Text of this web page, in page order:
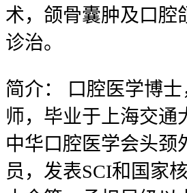
术，颌骨囊肿及口腔
诊治。
简介：
口腔医学博
师，毕业于上海交通
中华口腔医学会头颈
员，发表SCI和国家